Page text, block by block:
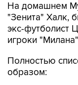
На домашнем
"Зенита" Халк,
экс-футболист
игроки
Полностью
образом: